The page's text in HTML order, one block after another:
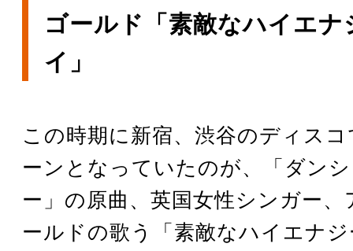
ゴールド「素敵なハイエナ
イ」
この時期に新宿、渋谷のディス
ーンとなっていたのが、「ダン
ー」の原曲、英国女性シンガー
ールドの歌う「素敵なハイエナ